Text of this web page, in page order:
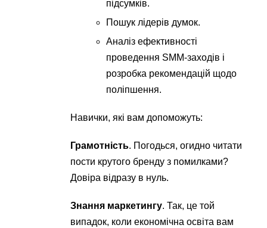
підсумків.
Пошук лідерів думок.
Аналіз ефективності
проведення SMM-заходів і
розробка рекомендацій щодо
поліпшення.
Навички, які вам допоможуть:
Грамотність. Погодься, огидно читати
пости крутого бренду з помилками?
Довіра відразу в нуль.
Знання маркетингу. Так, це той
випадок, коли економічна освіта вам